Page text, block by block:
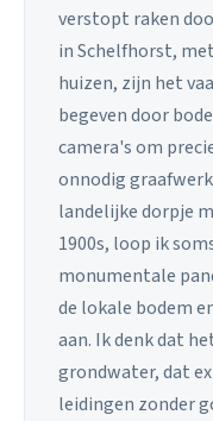
verstopt raken
in Schelfhorst,
huizen, zijn het
begeven door
camera's om
onnodig
landelijke dorpje
1900s, loop ik
monumentale
de lokale bodem
aan. Ik denk dat
grondwater, dat
leidingen zonder